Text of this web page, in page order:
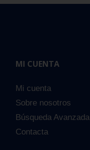
MI CUENTA
Mi cuenta
Sobre nosotros
Búsqueda Avanzada
Contacta